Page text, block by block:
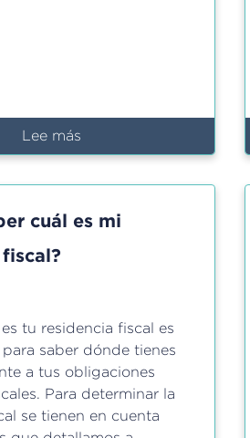
Lee más
El
cuál es mi
tu residencia fiscal es
saber dónde tienes
a tus obligaciones
Para determinar la
se tienen en cuenta